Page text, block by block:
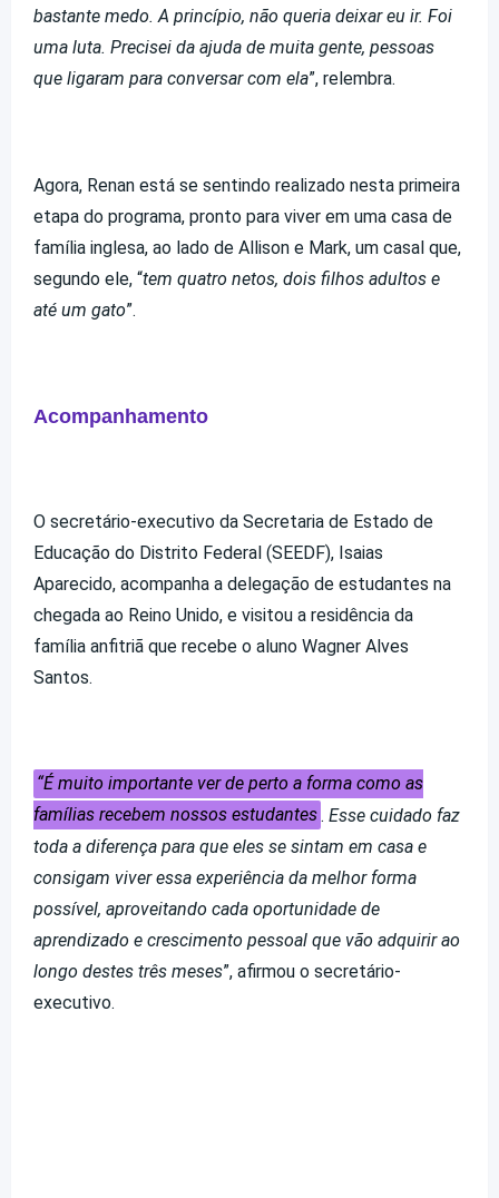
bastante medo. A princípio, não queria deixar eu ir. Foi
uma luta. Precisei da ajuda de muita gente, pessoas
que ligaram para conversar com ela”, relembra.
Agora, Renan está se sentindo realizado nesta primeira
etapa do programa, pronto para viver em uma casa de
família inglesa, ao lado de Allison e Mark, um casal que,
segundo ele, “tem quatro netos, dois filhos adultos e
até um gato”.
Acompanhamento
O secretário-executivo da Secretaria de Estado de
Educação do Distrito Federal (SEEDF), Isaias
Aparecido, acompanha a delegação de estudantes na
chegada ao Reino Unido, e visitou a residência da
família anfitriã que recebe o aluno Wagner Alves
Santos.
“É muito importante ver de perto a forma como as
famílias recebem nossos estudantes .Esse cuidado faz
toda a diferença para que eles se sintam em casa e
consigam viver essa experiência da melhor forma
possível, aproveitando cada oportunidade de
aprendizado e crescimento pessoal que vão adquirir ao
longo destes três meses”, afirmou o secretário-
executivo.